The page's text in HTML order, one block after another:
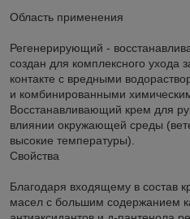
Область применения
Регенерирующий -
создан для комплексного ухода
контакте с вредными
и комбинированными
Восстанавливающий крем для
влиянии окружающей среды
высокие температуры).
Свойства
Благодаря входящему в состав
масел с большим содержанием